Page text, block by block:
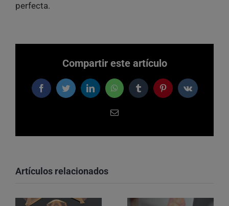
perfecta.
Compartir este artículo
FacebookTwitterLinkedInWhatsAppTumblrPinterestVk
Correo
Artículos relacionados